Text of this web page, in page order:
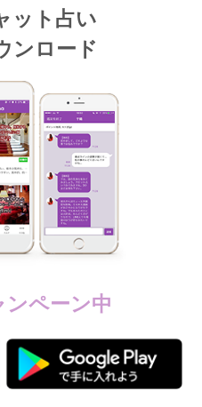
ット占い
ンロード
ペーン中